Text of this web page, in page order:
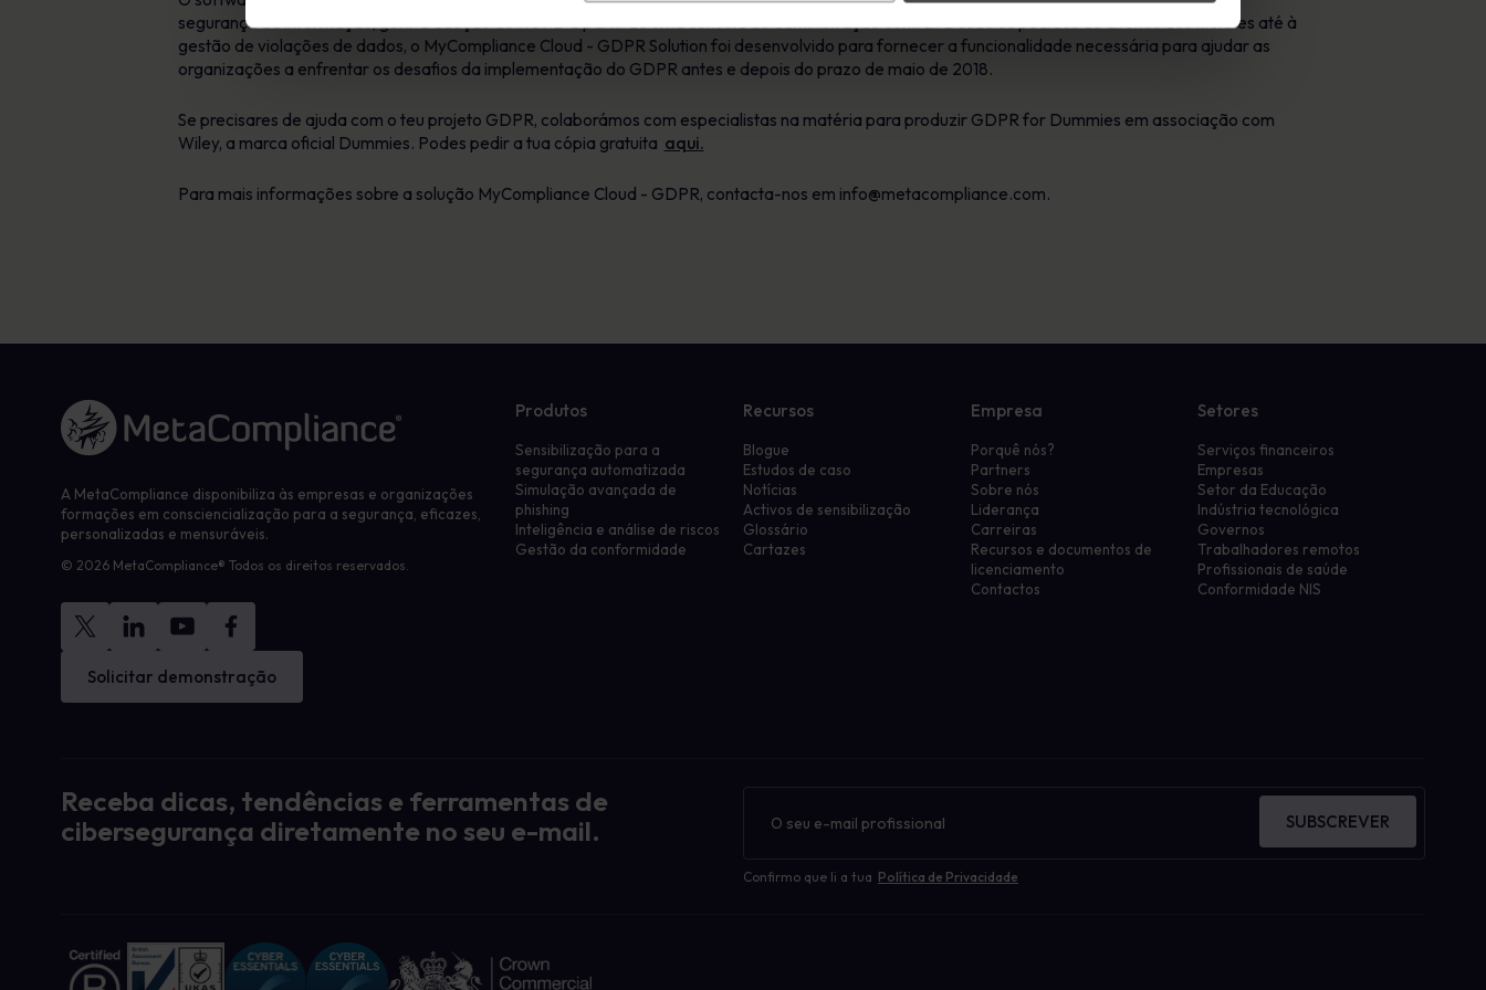
segurança da informação, gerir a adoção do RGPD a partir de uma consola de administração central. Desde os pedidos de direitos dos titulares até à
gestão de violações de dados, o MyCompliance Cloud - GDPR Solution foi desenvolvido para fornecer a funcionalidade necessária para ajudar as
organizações a enfrentar os desafios da implementação do GDPR antes e depois do prazo de maio de 2018.
Se precisares de ajuda com o teu projeto GDPR, colaborámos com especialistas na matéria para produzir GDPR for Dummies em associação com
Wiley, a marca oficial Dummies. Podes pedir a tua cópia gratuita aqui.
Para mais informações sobre a solução MyCompliance Cloud - GDPR, contacta-nos em info@metacompliance.com.
Ligação à página inicial
A MetaCompliance disponibiliza às empresas e organizações
formações em consciencialização para a segurança, eficazes,
personalizadas e mensuráveis.
© 2026 MetaCompliance® Todos os direitos reservados.
Solicitar demonstração
Produtos
Sensibilização para a
segurança automatizada
Simulação avançada de
phishing
Inteligência e análise de riscos
Gestão da conformidade
Recursos
Blogue
Estudos de caso
Notícias
Activos de sensibilização
Glossário
Cartazes
Empresa
Porquê nós?
Partners
Sobre nós
Liderança
Carreiras
Recursos e documentos de
licenciamento
Contactos
Setores
Serviços financeiros
Empresas
Setor da Educação
Indústria tecnológica
Governos
Trabalhadores remotos
Profissionais de saúde
Conformidade NIS
Receba dicas, tendências e ferramentas de
cibersegurança diretamente no seu e-mail.
informativo
Confirmo que li a tua Política de Privacidade
SUBSCREVER